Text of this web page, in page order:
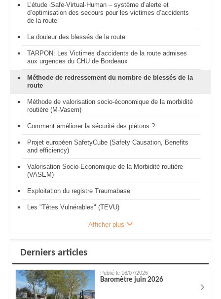
L’étude iSafe-Virtual-Human – système d’alerte et
d’optimisation des secours pour les victimes d’accidents
de la route
La douleur des blessés de la route
TARPON: Les Victimes d'accidents de la route admises
aux urgences du CHU de Bordeaux
Méthode de redressement du nombre de blessés de la
route
Méthode de valorisation socio-économique de la morbidité
routière (M-Vasem)
Comment améliorer la sécurité des piétons ?
Projet européen SafetyCube (Safety Causation, Benefits
and efficiency)
Valorisation Socio-Economique de la Morbidité routière
(VASEM)
Exploitation du registre Traumabase
Les "Têtes Vulnérables" (TEVU)
Afficher plus
Derniers articles
Publié le 16/07/2026
Baromètre juin 2026